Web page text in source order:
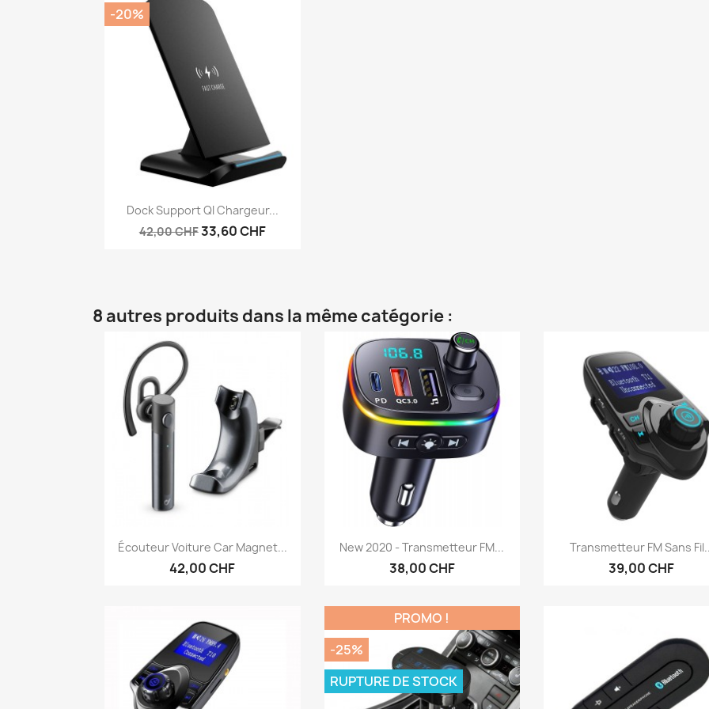
Aperçu rapide
Dock Support QI Chargeur...
42,00 CHF33,60 CHF
-20%
8 autres produits dans la même catégorie :
Aperçu rapide
Écouteur Voiture Car Magnet...
42,00 CHF
Aperçu rapide
New 2020 - Transmetteur FM...
38,00 CHF
Aperçu rapide
Transmetteur FM Sans
39,00 CHF
PROMO !
-25%
RUPTURE DE STOCK